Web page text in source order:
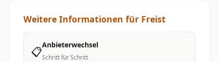
Weitere Informationen für Freist
📋Anbieterwechsel
Schritt für Schritt